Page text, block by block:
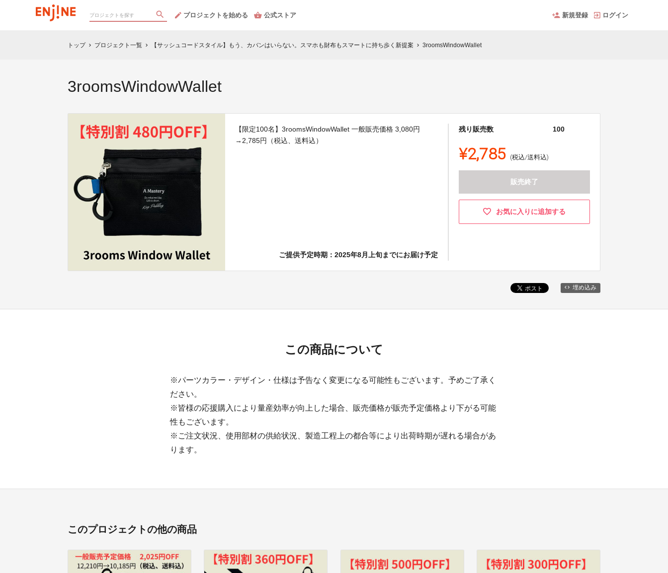
プロジェクトを始める 公式ストア 新規登録 ログイン
トップ chevron_right プロジェクト一覧 chevron_right 【サッシュコードスタイル】もう、カバンはいらない。スマホも財布もスマートに持ち歩く新提案 chevron_right 3roomsWindowWallet
3roomsWindowWallet
【限定100名】3roomsWindowWallet 一般販売価格 3,080円
→2,785円（税込、送料込）
ご提供予定時期：2025年8月上旬までにお届け予定
残り販売数 100
¥2,785 (税込/送料込)
販売終了
お気に入りに追加する
埋め込み
この商品について
※パーツカラー・デザイン・仕様は予告なく変更になる可能性もございます。予めご了承く
ださい。
※皆様の応援購入により量産効率が向上した場合、販売価格が販売予定価格より下がる可能
性もございます。
※ご注文状況、使用部材の供給状況、製造工程上の都合等により出荷時期が遅れる場合があ
ります。
このプロジェクトの他の商品